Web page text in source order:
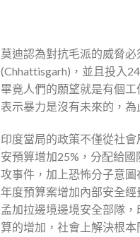
莫迪認為對抗毛派的威脅
(Chhattisgarh)，並且投入
畢竟人們的願望就是有個
表示暴力是沒有未來的，
印度當局的政策不僅從社
安預算增加25%，分配給
攻事件，加上恐怖分子意
年度預算案增加內部安全
孟加拉邊境邊境安全部隊
算的增加，社會上解決根